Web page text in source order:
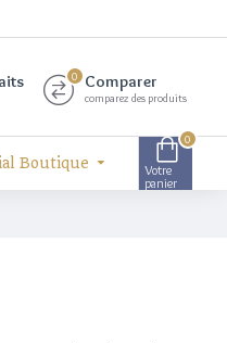
Comparer
comparez des produits
0
Boutique
Votre
panier
0